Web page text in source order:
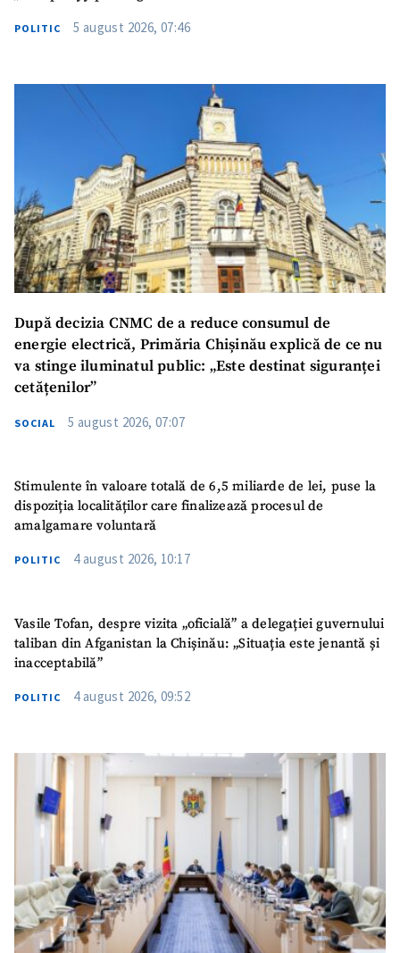
POLITIC 5 august 2026, 07:46
După decizia CNMC de a reduce consumul de
energie electrică, Primăria Chișinău explică de ce nu
va stinge iluminatul public: „Este destinat siguranței
cetățenilor”
SOCIAL 5 august 2026, 07:07
Stimulente în valoare totală de 6,5 miliarde de lei, puse la
dispoziția localităților care finalizează procesul de
amalgamare voluntară
POLITIC 4 august 2026, 10:17
Vasile Tofan, despre vizita „oficială” a delegației guvernului
taliban din Afganistan la Chișinău: „Situația este jenantă și
inacceptabilă”
POLITIC 4 august 2026, 09:52